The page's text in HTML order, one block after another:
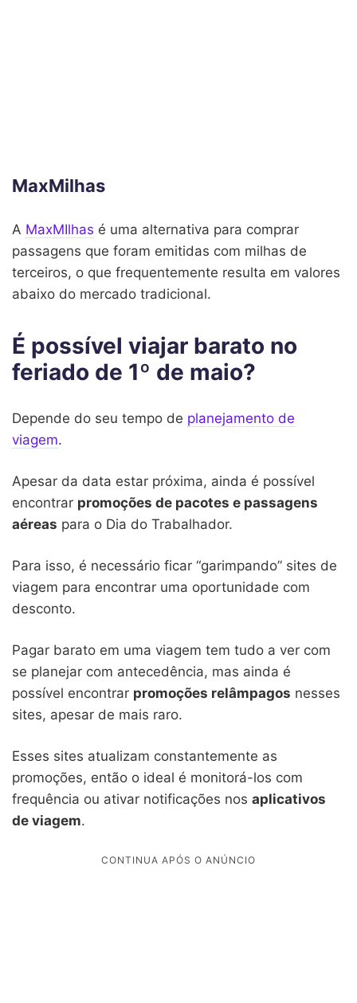
MaxMilhas
A MaxMIlhas é uma alternativa para comprar
passagens que foram emitidas com milhas de
terceiros, o que frequentemente resulta em valores
abaixo do mercado tradicional.
É possível viajar barato no
feriado de 1º de maio?
Depende do seu tempo de planejamento de
viagem.
Apesar da data estar próxima, ainda é possível
encontrar promoções de pacotes e passagens
aéreas para o Dia do Trabalhador.
Para isso, é necessário ficar “garimpando” sites de
viagem para encontrar uma oportunidade com
desconto.
Pagar barato em uma viagem tem tudo a ver com
se planejar com antecedência, mas ainda é
possível encontrar promoções relâmpagos nesses
sites, apesar de mais raro.
Esses sites atualizam constantemente as
promoções, então o ideal é monitorá-los com
frequência ou ativar notificações nos aplicativos
de viagem.